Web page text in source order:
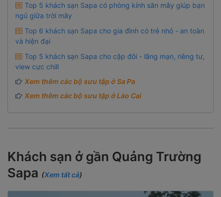
Top 5 khách sạn Sapa có phòng kính săn mây giúp bạn
ngủ giữa trời mây
Top 6 khách sạn Sapa cho gia đình có trẻ nhỏ - an toàn
và hiện đại
Top 5 khách sạn Sapa cho cặp đôi - lãng mạn, riêng tư,
view cực chill
Xem thêm các bộ sưu tập ở Sa Pa
Xem thêm các bộ sưu tập ở Lào Cai
Khách sạn ở gần Quảng Trường
Sapa (Xem tất cả)